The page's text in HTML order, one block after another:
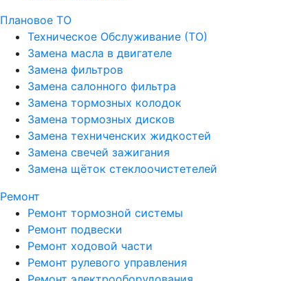
Плановое ТО
Техническое Обслуживание (ТО)
Замена масла в двигателе
Замена фильтров
Замена салонного фильтра
Замена тормозных колодок
Замена тормозных дисков
Замена техниченских жидкостей
Замена свечей зажигания
Замена щёток стеклоочистетелей
Ремонт
Ремонт тормозной системы
Ремонт подвески
Ремонт ходовой части
Ремонт рулевого управления